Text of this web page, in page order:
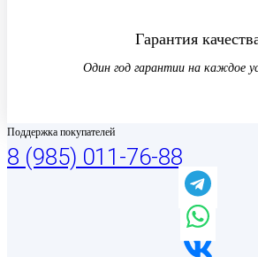
Гарантия
Один год гарантии на каждое
Поддержка покупателей
8 (985) 011-76-88